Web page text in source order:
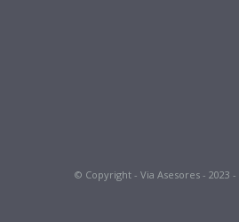
© Copyright - Via Asesores - 2023 -